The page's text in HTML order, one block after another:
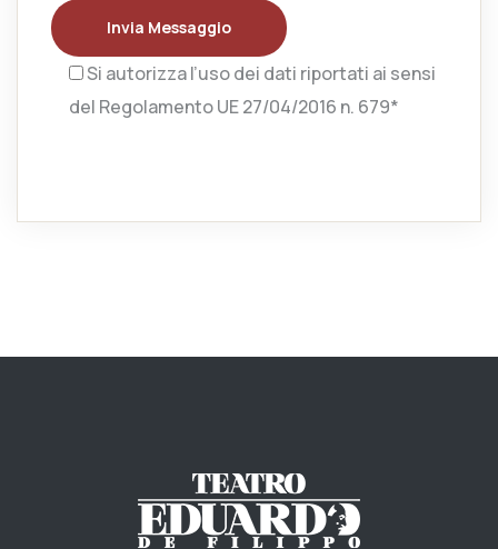
Invia Messaggio
Si autorizza l’uso dei dati riportati ai sensi
del Regolamento UE 27/04/2016 n. 679*